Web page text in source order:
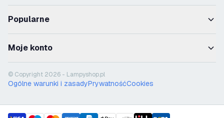
Popularne
Moje konto
© Copyright 2026 - Lampyshop.pl
Ogólne warunki i zasadyPrywatnośćCookies